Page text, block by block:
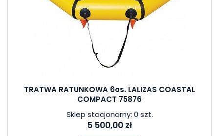
TRATWA RATUNKOWA 6os. LALIZAS COASTAL
COMPACT 75876
Sklep stacjonarny: 0 szt.
5 500,00 zł